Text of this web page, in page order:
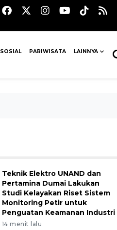
SOSIAL PARIWISATA LAINNYA
Teknik Elektro UNAND dan
Pertamina Dumai Lakukan
Studi Kelayakan Riset Sistem
Monitoring Petir untuk
Penguatan Keamanan Industri
14 menit lalu